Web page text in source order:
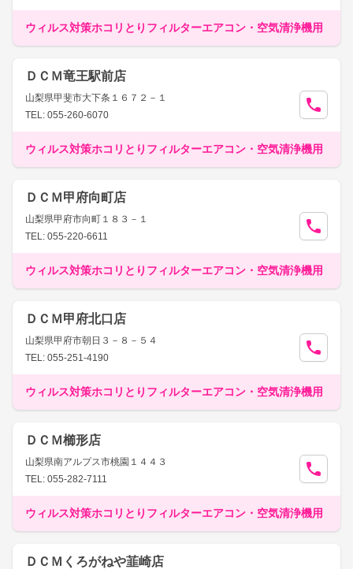
ウィルス対策ホコリとりフィルターエアコン・空気清浄機用
ＤＣＭ竜王駅前店
山梨県甲斐市大下条１６７２－１
TEL: 055-260-6070
ウィルス対策ホコリとりフィルターエアコン・空気清浄機用
ＤＣＭ甲府向町店
山梨県甲府市向町１８３－１
TEL: 055-220-6611
ウィルス対策ホコリとりフィルターエアコン・空気清浄機用
ＤＣＭ甲府北口店
山梨県甲府市朝日３－８－５４
TEL: 055-251-4190
ウィルス対策ホコリとりフィルターエアコン・空気清浄機用
ＤＣＭ櫛形店
山梨県南アルプス市桃園１４４３
TEL: 055-282-7111
ウィルス対策ホコリとりフィルターエアコン・空気清浄機用
ＤＣＭくろがねや韮崎店